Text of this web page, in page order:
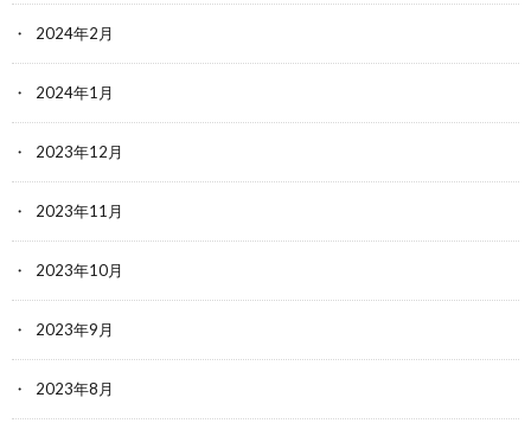
2024年2月
2024年1月
2023年12月
2023年11月
2023年10月
2023年9月
2023年8月